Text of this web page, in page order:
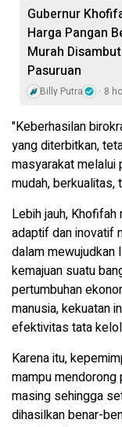
Gubernur
Harga Pangan
Murah
Pasuruan
Billy Putra 8
"Keberhasilan
yang diterbitkan,
masyarakat melalui
mudah, berkualitas,
Lebih jauh,
adaptif dan inovatif
dalam mewujudkan
kemajuan suatu
pertumbuhan
manusia, kekuatan
efektivitas tata
Karena itu,
mampu mendorong
masing sehingga
dihasilkan benar-